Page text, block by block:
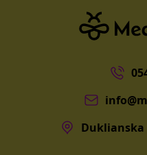
Duklianska